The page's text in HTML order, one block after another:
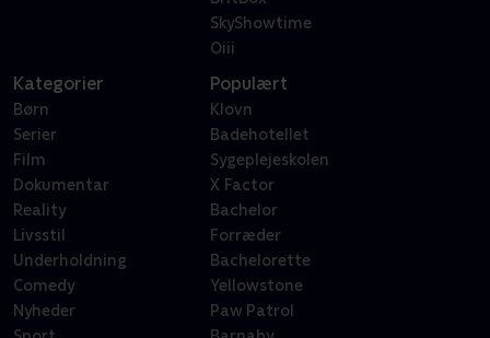
SkyShowtime
Oiii
Kategorier
Børn
Serier
Film
Dokumentar
Reality
Livsstil
Underholdning
Comedy
Nyheder
Populært
Klovn
Badehotellet
Sygeplejeskolen
X Factor
Bachelor
Forræder
Bachelorette
Yellowstone
Paw Patrol